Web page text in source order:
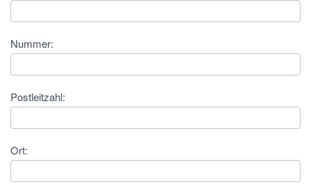
Nummer:
Postleitzahl:
Ort: